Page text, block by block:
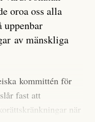
bara med stor
sedan
kan till och med
genom att mäta
oroa oss alla
av mänskliga
kommittén för
fast att
när